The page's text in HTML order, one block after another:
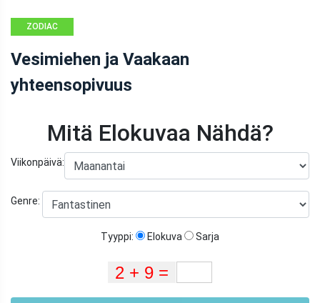
ZODIAC
Vesimiehen ja Vaakaan
yhteensopivuus
Mitä Elokuvaa Nähdä?
Viikonpäivä:
Genre:
Tyyppi: Elokuva Sarja